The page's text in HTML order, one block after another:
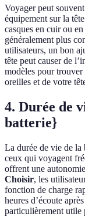
Voyager peut
équipement sur la
casques en cuir ou
généralement plus
utilisateurs, un bon
tête peut causer de
modèles pour
oreilles et de votre
4. Durée de
batterie}
La durée de vie de la
ceux qui voyagent
offrent une
Choisir, les
fonction de charge
heures d’écoute
particulièrement utile